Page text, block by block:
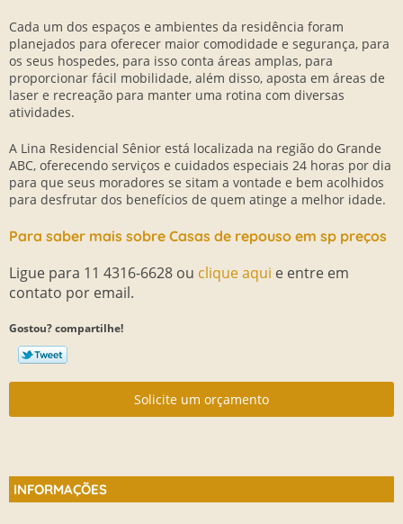
Cada um dos espaços e ambientes da residência foram
planejados para oferecer maior comodidade e segurança, para
os seus hospedes, para isso conta áreas amplas, para
proporcionar fácil mobilidade, além disso, aposta em áreas de
laser e recreação para manter uma rotina com diversas
atividades.
A Lina Residencial Sênior está localizada na região do Grande
ABC, oferecendo serviços e cuidados especiais 24 horas por dia
para que seus moradores se sitam a vontade e bem acolhidos
para desfrutar dos benefícios de quem atinge a melhor idade.
Para saber mais sobre Casas de repouso em sp preços
Ligue para 11 4316-6628 ou clique aqui e entre em
contato por email.
Gostou? compartilhe!
Solicite um orçamento
INFORMAÇÕES